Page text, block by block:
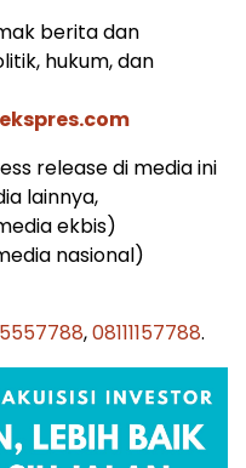
berita dan
hukum, dan
release di media ini
lainnya,
ekbis)
nasional)
,08111157788.